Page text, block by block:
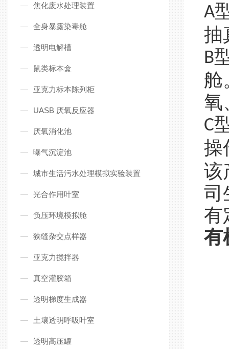
焦化废水处理装置
全身暴露染毒舱
透明电解槽
鼠类标本盒
亚克力标本陈列柜
UASB 厌氧反应器
厌氧消化池
曝气沉淀池
城市生活污水处理模拟实验装置
光合作用叶室
负压环境模拟舱
狭缝杂交点样器
亚克力搅拌器
真空灌胶箱
透明梯度生成器
土壤透明呼吸叶室
透明高压罐
A
抽
B
舱
氧
C
操
该
司
有
有